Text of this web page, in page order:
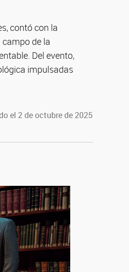
contó con la
de la
Del evento,
impulsadas
el 2 de octubre de 2025